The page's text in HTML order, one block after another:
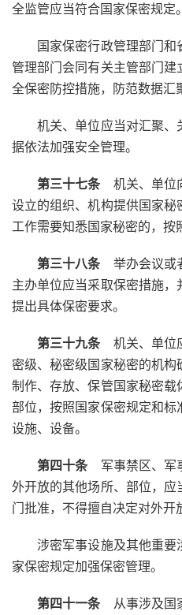
全监管应当符合国家保密规定。
国家保密行政管理部门和
管理部门会同有关主管部门
全保密防控措施，防范数据汇
机关、单位应当对汇聚、
据依法加强安全管理。
第三十七条机关、单位
设立的组织、机构提供国家
工作需要知悉国家秘密的，按
第三十八条举办会议或
主办单位应当采取保密措施，
提出具体保密要求。
第三十九条机关、单位
密级、秘密级国家秘密的机
制作、存放、保管国家秘密
部位，按照国家保密规定和
设施、设备。
第四十条军事禁区、军
外开放的其他场所、部位，
门批准，不得擅自决定对外开
涉密军事设施及其他重要
家保密规定加强保密管理。
第四十一条从事涉及国